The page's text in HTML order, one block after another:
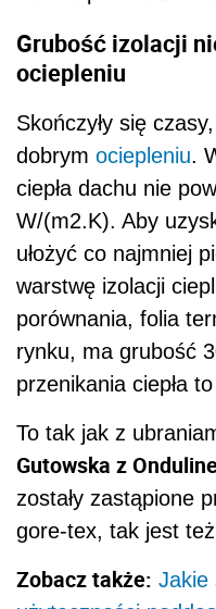
Grubość izolacji
ociepleniu
Skończyły się
dobrym ociepleniu.
ciepła dachu nie
W/(m2.K). Aby
ułożyć co najmniej
warstwę izolacji
porównania, folia
rynku, ma grubość
przenikania ciepła
To tak jak z
Gutowska z
zostały zastąpione
gore-tex, tak jest
Zobacz także: Jakie